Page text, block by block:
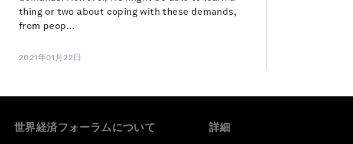
thing or two about coping with these demands,
from peop...
2021年01月22日
世界経済フォーラムについて 詳細